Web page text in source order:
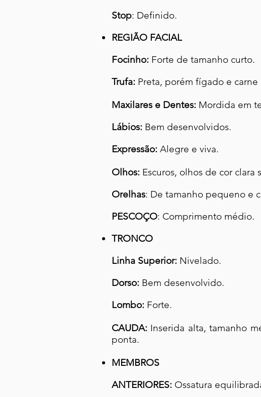
Stop: Definido.
REGIÃO FACIAL
Focinho: Forte de tamanho curto.
Trufa: Preta, porém fígado e
Maxilares e Dentes: Mordida em
Lábios: Bem desenvolvidos.
Expressão: Alegre e viva.
Olhos: Escuros, olhos de cor
Orelhas: De tamanho pequeno e
PESCOÇO: Comprimento médio.
TRONCO
Linha Superior: Nivelado.
Dorso: Bem desenvolvido.
Lombo: Forte.
CAUDA: Inserida alta, tamanho
ponta.
MEMBROS
ANTERIORES: Ossatura